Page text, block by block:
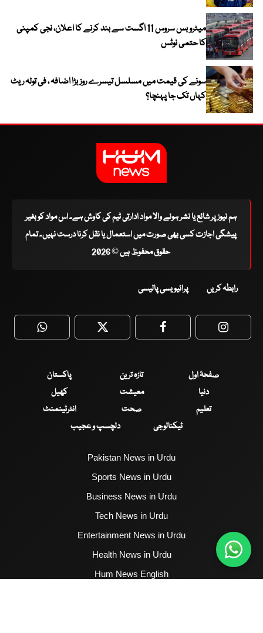
میٹرو بس سروس 11 اگست سے بند کرنے کا اعلان، نجی کمپنی
کا حتمی نوٹس
سونے کی قیمت میں مسلسل تیسرے روز بڑا اضافہ ، فی تولہ ریٹ
کہاں تک جا پہنچا؟
ہم نیوز پر شائع یا نشر ہونے والا مواد ادارتی ٹیم کی کاوش ہے۔ اس مواد کو بغیر
پیشگی اجازت کسی بھی صورت میں استعمال یا نقل کرنا درست نہیں۔ تمام
حقوق محفوظ ہیں © 2026
رابطہ کریں پرائیویسی پالیسی
WhatsApp Twitter Facebook
صفحۂ اول تازہ ترین
پاکستان
دنیا
معیشت
کھیل
تعلیم
صحت
انٹرٹینمنٹ
ٹیکنالوجی
دلچسپ و عجیب
Pakistan News in Urdu
Sports News in Urdu
Business News in Urdu
Tech News in Urdu
Entertainment News in Urdu
Health News in Urdu
Hum News English